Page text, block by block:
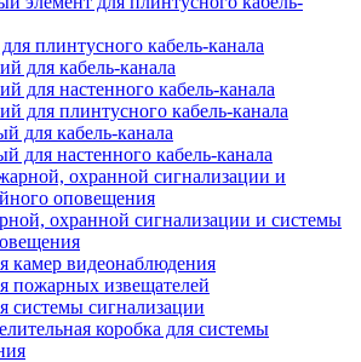
плинтусного кабель-канала
для кабель-канала
для настенного кабель-канала
для плинтусного кабель-канала
для кабель-канала
для настенного кабель-канала
охранной сигнализации и системы
камер видеонаблюдения
пожарных извещателей
системы сигнализации
коробка для системы